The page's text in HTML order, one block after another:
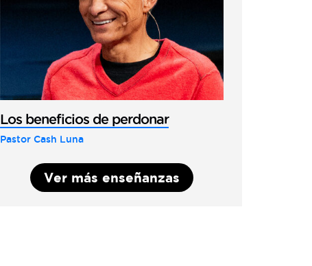
Los beneficios de perdonar
Pastor Cash Luna
Ver más enseñanzas